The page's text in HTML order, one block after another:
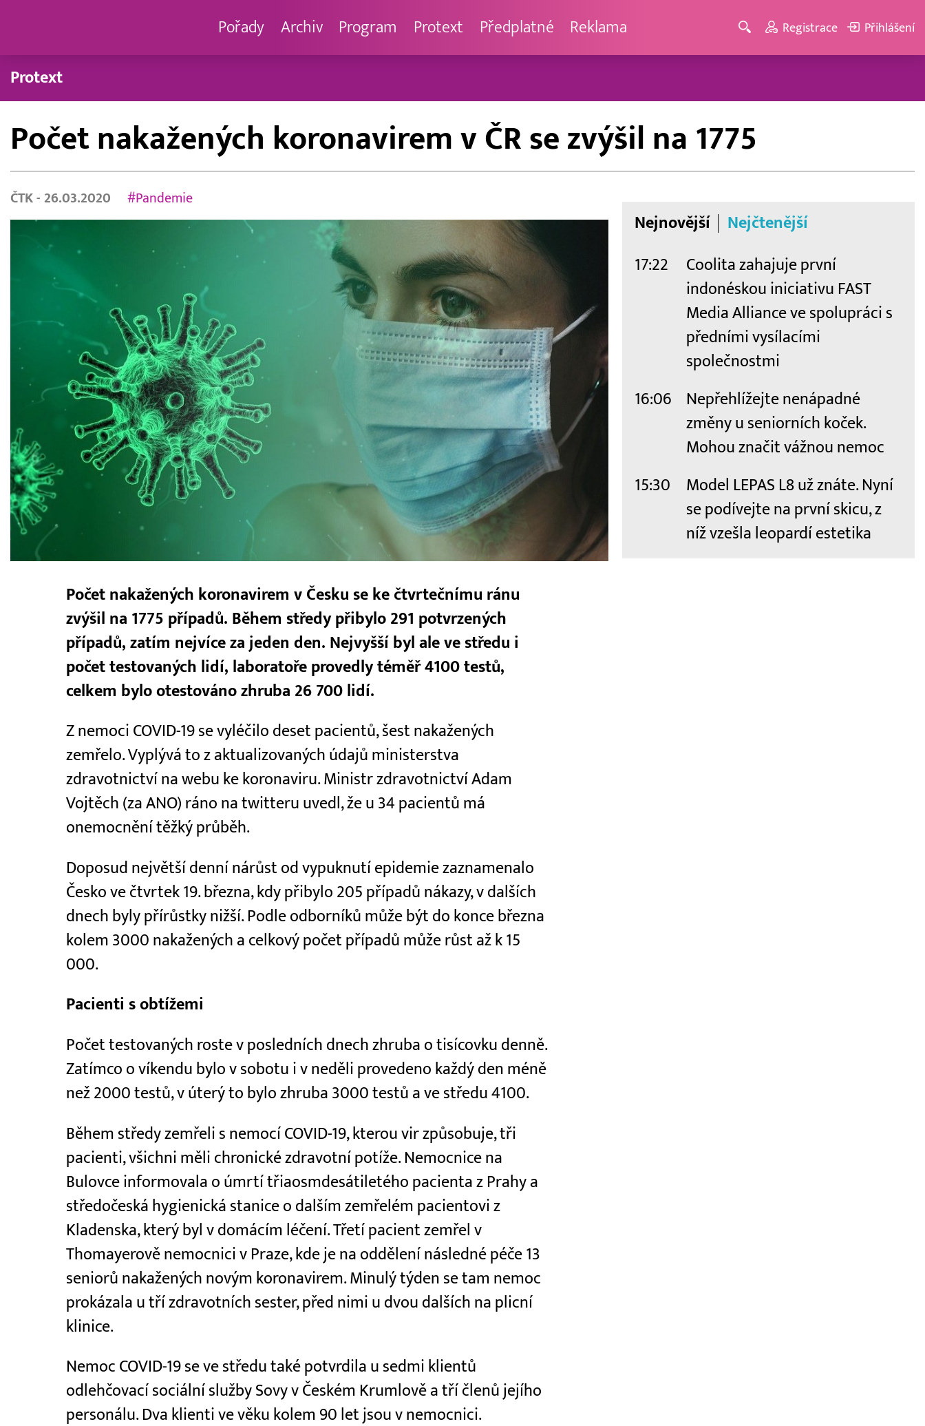
Pořady Archiv Program Protext Předplatné Reklama Registrace Přihlášení
Protext
Počet nakažených koronavirem v ČR se zvýšil na 1775
ČTK - 26.03.2020 #Pandemie
Počet nakažených koronavirem v Česku se ke čtvrtečnímu ránu
zvýšil na 1775 případů. Během středy přibylo 291 potvrzených
případů, zatím nejvíce za jeden den. Nejvyšší byl ale ve středu i
počet testovaných lidí, laboratoře provedly téměř 4100 testů,
celkem bylo otestováno zhruba 26 700 lidí.
Z nemoci COVID-19 se vyléčilo deset pacientů, šest nakažených
zemřelo. Vyplývá to z aktualizovaných údajů ministerstva
zdravotnictví na webu ke koronaviru. Ministr zdravotnictví Adam
Vojtěch (za ANO) ráno na twitteru uvedl, že u 34 pacientů má
onemocnění těžký průběh.
Doposud největší denní nárůst od vypuknutí epidemie zaznamenalo
Česko ve čtvrtek 19. března, kdy přibylo 205 případů nákazy, v dalších
dnech byly přírůstky nižší. Podle odborníků může být do konce března
kolem 3000 nakažených a celkový počet případů může růst až k 15
000.
Pacienti s obtížemi
Počet testovaných roste v posledních dnech zhruba o tisícovku denně.
Zatímco o víkendu bylo v sobotu i v neděli provedeno každý den méně
než 2000 testů, v úterý to bylo zhruba 3000 testů a ve středu 4100.
Během středy zemřeli s nemocí COVID-19, kterou vir způsobuje, tři
pacienti, všichni měli chronické zdravotní potíže. Nemocnice na
Bulovce informovala o úmrtí třiaosmdesátiletého pacienta z Prahy a
středočeská hygienická stanice o dalším zemřelém pacientovi z
Kladenska, který byl v domácím léčení. Třetí pacient zemřel v
Thomayerově nemocnici v Praze, kde je na oddělení následné péče 13
seniorů nakažených novým koronavirem. Minulý týden se tam nemoc
prokázala u tří zdravotních sester, před nimi u dvou dalších na plicní
klinice.
Nemoc COVID-19 se ve středu také potvrdila u sedmi klientů
odlehčovací sociální služby Sovy v Českém Krumlově a tří členů jejího
personálu. Dva klienti ve věku kolem 90 let jsou v nemocnici.
Nejnovější Nejčtenější
17:22
Coolita zahajuje první
indonéskou iniciativu FAST
Media Alliance ve spolupráci s
předními vysílacími
společnostmi
16:06
Nepřehlížejte nenápadné
změny u seniorních koček.
Mohou značit vážnou nemoc
15:30
Model LEPAS L8 už znáte. Nyní
se podívejte na první skicu, z
níž vzešla leopardí estetika